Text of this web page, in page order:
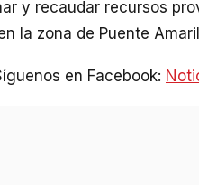
y recaudar recursos
la zona de Puente
en Facebook: